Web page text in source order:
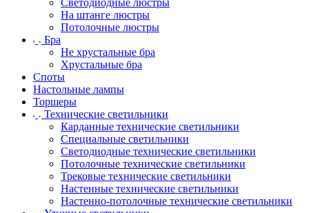
Светодиодные люстры
На штанге люстры
Потолочные люстры
Бра
Не хрустальные бра
Хрустальные бра
Споты
Настольные лампы
Торшеры
Технические светильники
Карданные технические светильники
Специальные светильники
Светодиодные технические светильники
Потолочные технические светильники
Трековые технические светильники
Настенные технические светильники
Настенно-потолочные технические светильники